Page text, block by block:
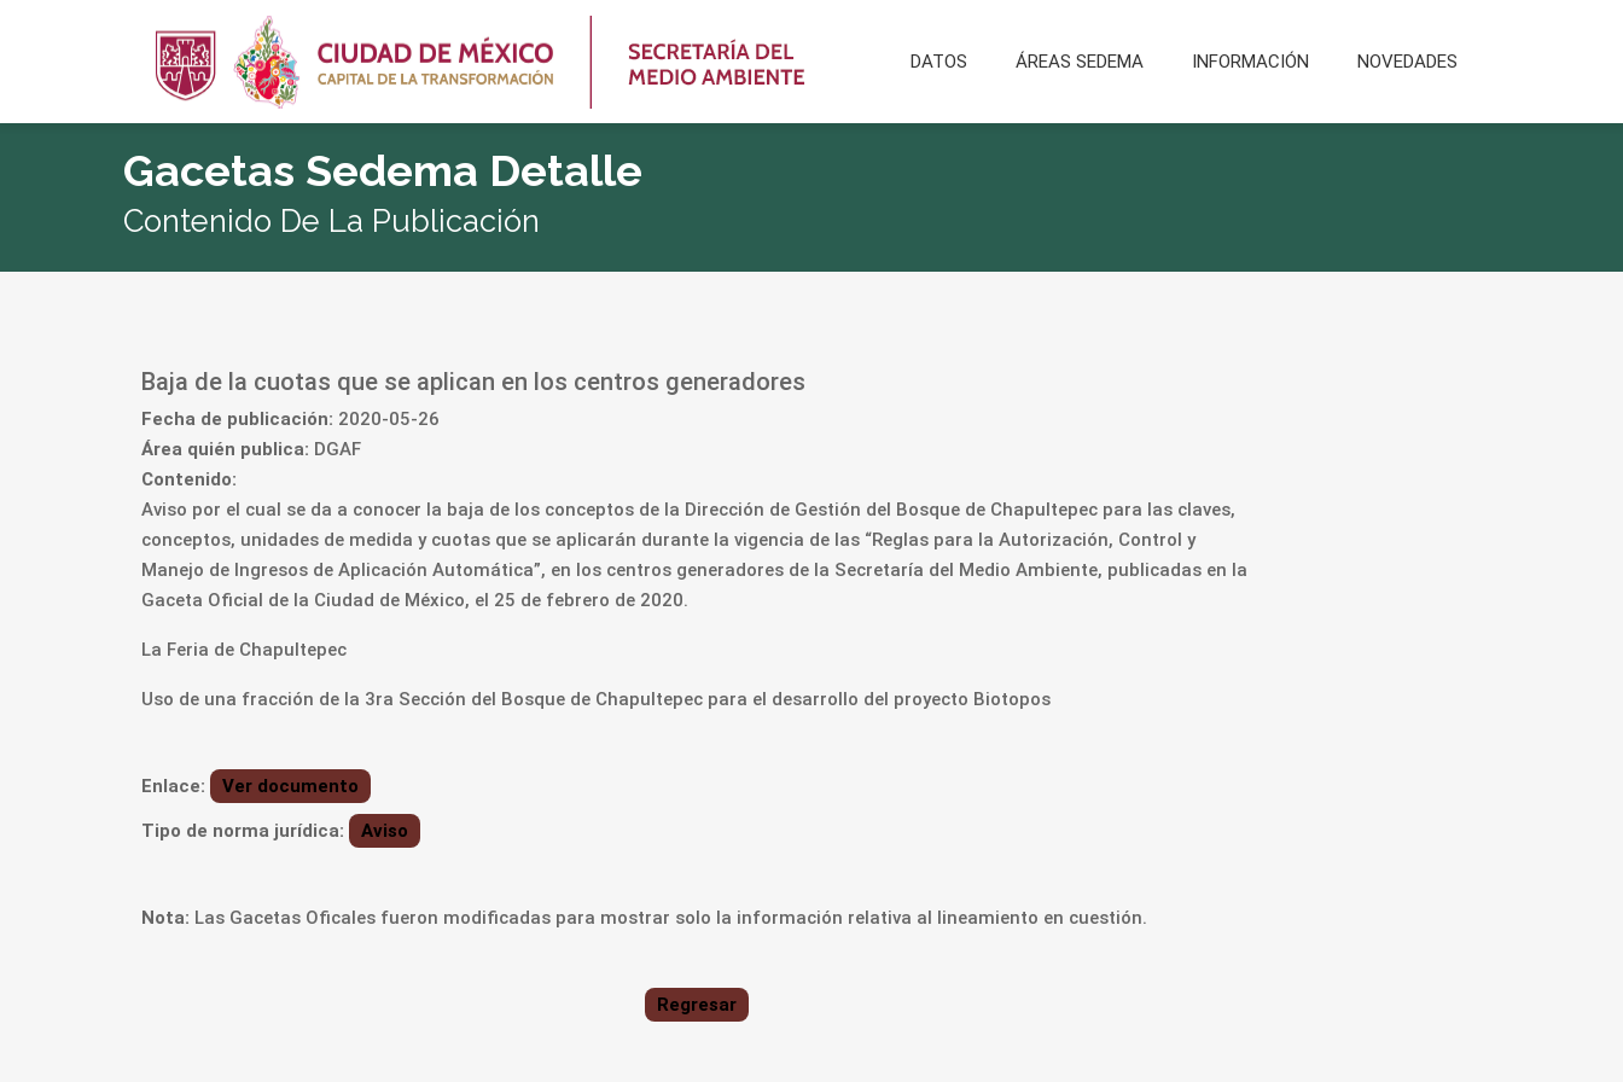
DATOS ÁREAS SEDEMA INFORMACIÓN NOVEDADES
Gacetas Sedema Detalle
Contenido De La Publicación
Baja de la cuotas que se aplican en los centros generadores
Fecha de publicación: 2020-05-26
Área quién publica: DGAF
Contenido:
Aviso por el cual se da a conocer la baja de los conceptos de la Dirección de Gestión del Bosque de Chapultepec para las claves,
conceptos, unidades de medida y cuotas que se aplicarán durante la vigencia de las “Reglas para la Autorización, Control y
Manejo de Ingresos de Aplicación Automática”, en los centros generadores de la Secretaría del Medio Ambiente, publicadas en la
Gaceta Oficial de la Ciudad de México, el 25 de febrero de 2020.
La Feria de Chapultepec
Uso de una fracción de la 3ra Sección del Bosque de Chapultepec para el desarrollo del proyecto Biotopos
Enlace: Ver documento
Tipo de norma jurídica: Aviso
Nota: Las Gacetas Oficales fueron modificadas para mostrar solo la información relativa al lineamiento en cuestión.
Regresar